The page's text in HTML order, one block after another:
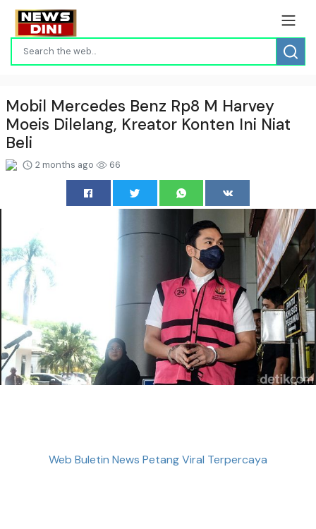
Mobil Mercedes Benz Rp8 M Harvey
Moeis Dilelang, Kreator Konten Ini Niat
Beli
2 months ago 66
Web Buletin News Petang Viral Terpercaya